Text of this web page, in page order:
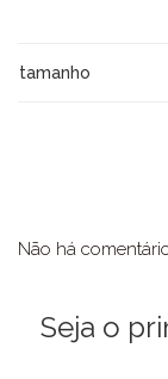
tamanho
Não há
Seja o